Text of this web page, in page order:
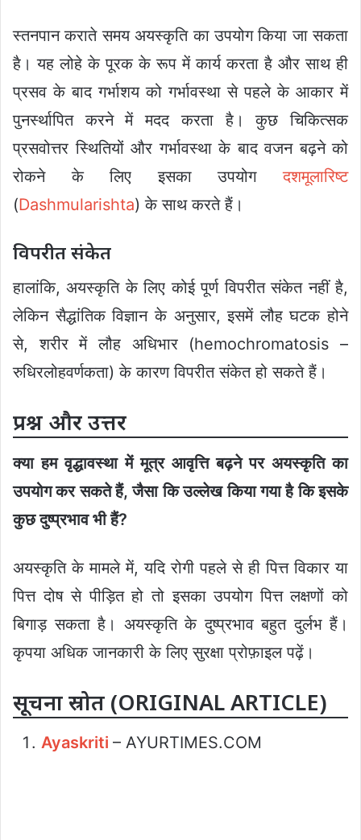
स्तनपान कराते समय अयस्कृति का उपयोग किया जा सकता
है। यह लोहे के पूरक के रूप में कार्य करता है और साथ ही
प्रसव के बाद गर्भाशय को गर्भावस्था से पहले के आकार में
पुनर्स्थापित करने में मदद करता है। कुछ चिकित्सक
प्रसवोत्तर स्थितियों और गर्भावस्था के बाद वजन बढ़ने को
रोकने के लिए इसका उपयोगदशमूलारिष्ट
(Dashmularishta) के साथ करते हैं।
विपरीत संकेत
हालांकि, अयस्कृति के लिए कोई पूर्ण विपरीत संकेत नहीं है,
लेकिन सैद्धांतिक विज्ञान के अनुसार, इसमें लौह घटक होने
से, शरीर में लौह अधिभार (hemochromatosis –
रुधिरलोहवर्णकता) के कारण विपरीत संकेत हो सकते हैं।
प्रश्न और उत्तर
क्या हम वृद्धावस्था में मूत्र आवृत्ति बढ़ने पर अयस्कृति का
उपयोग कर सकते हैं,जैसा कि उल्लेख किया गया है कि इसके
कुछ दुष्प्रभाव भी हैं?
अयस्कृति के मामले में, यदि रोगी पहले से ही पित्त विकार या
पित्त दोष से पीड़ित हो तो इसका उपयोग पित्त लक्षणों को
बिगाड़ सकता है। अयस्कृति के दुष्प्रभाव बहुत दुर्लभ हैं।
कृपया अधिक जानकारी के लिए सुरक्षा प्रोफ़ाइल पढ़ें।
सूचना स्रोत (ORIGINAL ARTICLE)
Ayaskriti – AYURTIMES.COM